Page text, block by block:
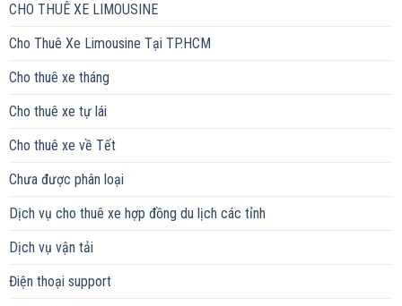
CHO THUÊ XE LIMOUSINE
Cho Thuê Xe Limousine Tại TP.HCM
Cho thuê xe tháng
Cho thuê xe tự lái
Cho thuê xe về Tết
Chưa được phân loại
Dịch vụ cho thuê xe hợp đồng du lịch các tỉnh
Dịch vụ vận tải
Điện thoại support